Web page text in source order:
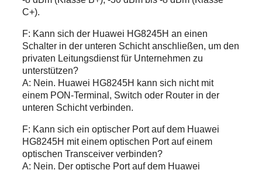
C+).
F: Kann sich der Huawei HG8245H an einen
Schalter in der unteren Schicht anschließen, um den
privaten Leitungsdienst für Unternehmen zu
unterstützen?
A: Nein. Huawei HG8245H kann sich nicht mit
einem PON-Terminal, Switch oder Router in der
unteren Schicht verbinden.
F: Kann sich ein optischer Port auf dem Huawei
HG8245H mit einem optischen Port auf einem
optischen Transceiver verbinden?
A: Nein. Der optische Port auf dem Huawei